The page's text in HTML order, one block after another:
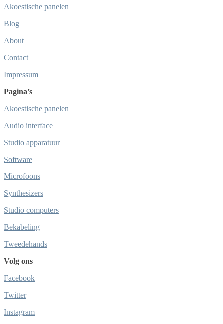
Akoestische panelen
Blog
About
Contact
Impressum
Pagina’s
Akoestische panelen
Audio interface
Studio apparatuur
Software
Microfoons
Synthesizers
Studio computers
Bekabeling
Tweedehands
Volg ons
Facebook
Twitter
Instagram